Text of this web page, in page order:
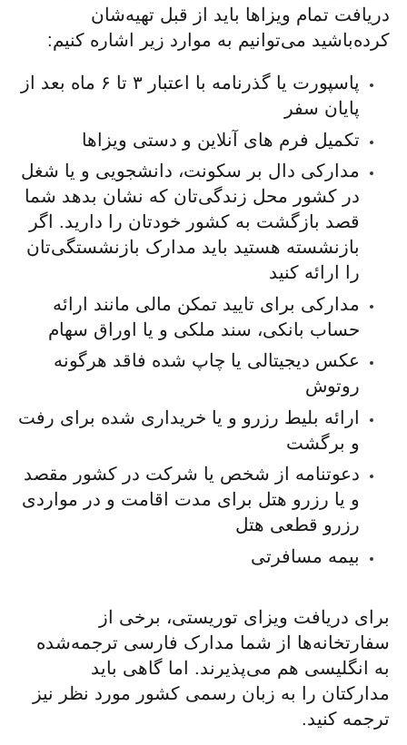
دریافت تمام ویزاها باید از قبل تهیه‌شان
کرده‌باشید می‌توانیم به موارد زیر اشاره کنیم:
پاسپورت یا گذرنامه با اعتبار ۳ تا ۶ ماه بعد از
پایان سفر
تکمیل فرم های آنلاین و دستی ویزاها
مدارکی دال بر سکونت، دانشجویی و یا شغل
در کشور محل زندگی‌تان که نشان بدهد شما
قصد بازگشت به کشور خودتان را دارید. اگر
بازنشسته هستید باید مدارک بازنشستگی‌تان
را ارائه کنید
مدارکی برای تایید تمکن مالی مانند ارائه
حساب بانکی، سند ملکی و یا اوراق سهام
عکس دیجیتالی یا چاپ شده فاقد هرگونه
روتوش
ارائه بلیط رزرو و یا خریداری شده برای رفت
و برگشت
دعوتنامه از شخص یا شرکت در کشور مقصد
و یا رزرو هتل برای مدت اقامت و در مواردی
رزرو قطعی هتل
بیمه مسافرتی
برای دریافت ویزای توریستی، برخی از
سفارتخانه‌ها از شما مدارک فارسی ترجمه‌شده
به انگلیسی هم می‌پذیرند. اما گاهی باید
مدارکتان را به زبان رسمی کشور مورد نظر نیز
ترجمه کنید.